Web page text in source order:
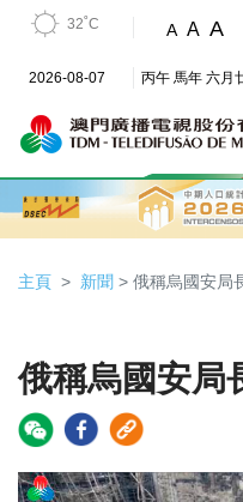
32˚C A A A
2026-08-07 丙午 馬年 六月
主頁 新聞 > 俄稱烏國安局
俄稱烏國安局